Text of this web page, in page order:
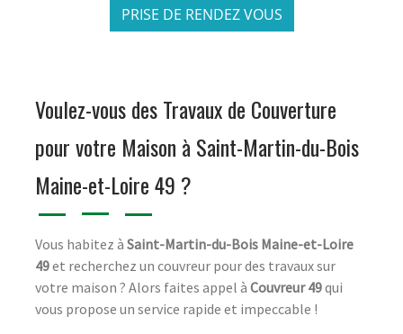
PRISE DE RENDEZ VOUS
Voulez-vous des Travaux de Couverture
pour votre Maison à Saint-Martin-du-Bois
Maine-et-Loire 49 ?
Vous habitez à Saint-Martin-du-Bois Maine-et-Loire
49et recherchez un couvreur pour des travaux sur
votre maison ? Alors faites appel à Couvreur 49qui
vous propose un service rapide et impeccable !